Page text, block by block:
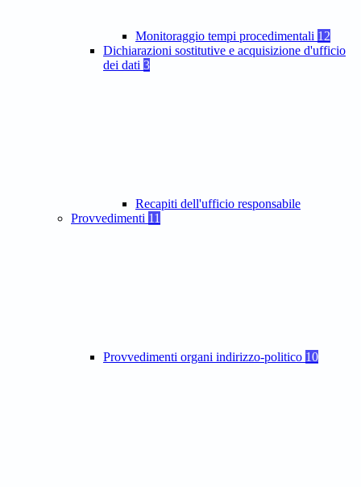
Monitoraggio tempi procedimentali 12
Dichiarazioni sostitutive e acquisizione d'ufficio
dei dati 3
Recapiti dell'ufficio responsabile
Provvedimenti 11
Provvedimenti organi indirizzo-politico 10